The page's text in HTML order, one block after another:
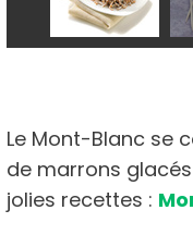
Le Mont-Blanc se
de marrons
jolies recettes :